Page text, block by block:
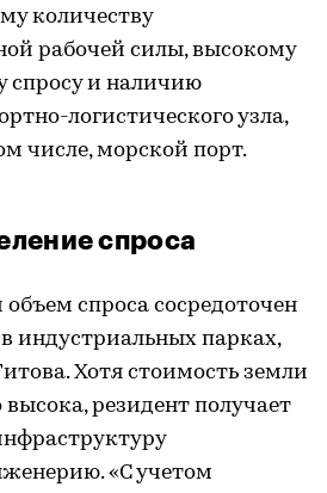
количеству
рабочей силы, высокому
спросу и наличию
логистического узла,
числе, морской порт.
спроса
спроса сосредоточен
индустриальных парках,
Хотя стоимость земли
резидент получает
«С учетом